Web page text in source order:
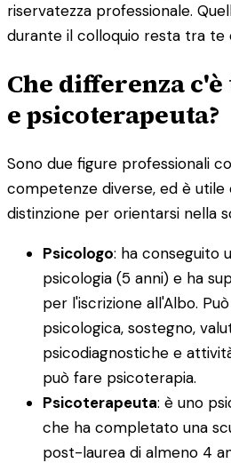
riservatezza professionale.
durante il colloquio resta tra te
Che differenza
e psicoterapeuta?
Sono due figure professionali
competenze diverse, ed è utile
distinzione per orientarsi nella
Psicologo: ha conseguito
psicologia (5 anni) e ha
per l'iscrizione all'Albo.
psicologica, sostegno,
psicodiagnostiche e
può fare psicoterapia.
Psicoterapeuta: è uno
che ha completato una
post-laurea di almeno 4